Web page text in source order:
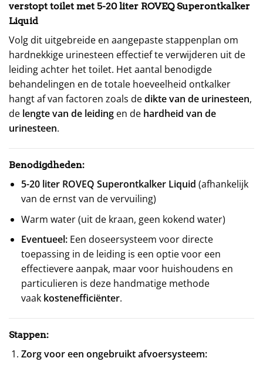
verstopt toilet met5-20 liter ROVEQ Superontkalker
Liquid
Volg dit uitgebreide en aangepaste stappenplan om
hardnekkige urinesteen effectief te verwijderen uit de
leiding achter het toilet. Het aantal benodigde
behandelingen en de totale hoeveelheid ontkalker
hangt af van factoren zoals dedikte van de urinesteen,
de lengte van de leiding en de hardheid van de
urinesteen.
Benodigdheden:
5-20 liter ROVEQ Superontkalker Liquid (afhankelijk
van de ernst van de vervuiling)
Warm water (uit de kraan, geen kokend water)
Eventueel:Een doseersysteem voor directe
toepassing in de leiding is een optie voor een
effectievere aanpak, maar voor huishoudens en
particulieren is deze handmatige methode
vaak kostenefficiënter.
Stappen:
Zorg voor een ongebruikt afvoersysteem: